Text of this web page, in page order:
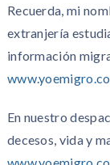
Recuerda, mi
extranjería
información
En nuestro
decesos, vida y